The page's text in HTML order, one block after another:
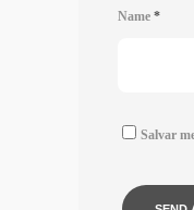
Name *
Salvar